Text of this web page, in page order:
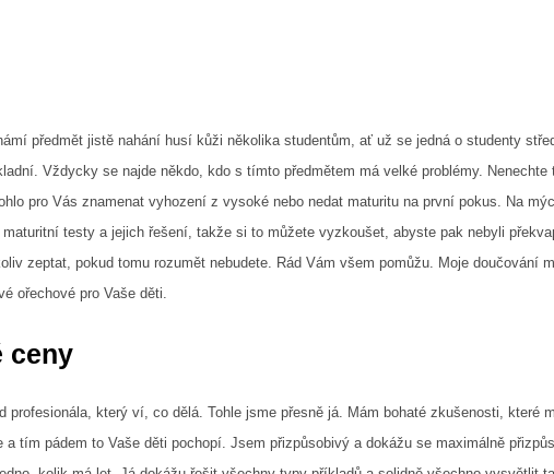
předmět jistě nahání husí kůži několika studentům, ať už se jedná o studenty
Vždycky se najde někdo, kdo s tímto předmětem má velké problémy.
pro Vás znamenat vyhození z vysoké nebo nedat maturitu na první pokus. Na
testy a jejich řešení, takže si to můžete vyzkoušet, abyste pak nebyli
zeptat, pokud tomu rozumět nebudete. Rád Vám všem pomůžu. Moje doučování
ořechové pro Vaše děti.
ceny
profesionála, který ví, co dělá. Tohle jsme přesně já. Mám bohaté zkušenosti, které
a tím pádem to Vaše děti pochopí. Jsem přizpůsobivý a dokážu se maximálně